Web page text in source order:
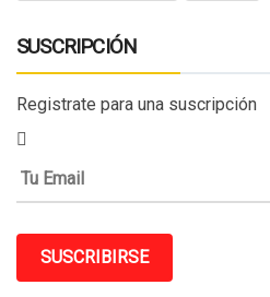
SUSCRIPCIÓN
Registrate para una suscripción
SUSCRIBIRSE